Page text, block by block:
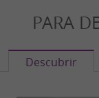
PARA
Descubrir